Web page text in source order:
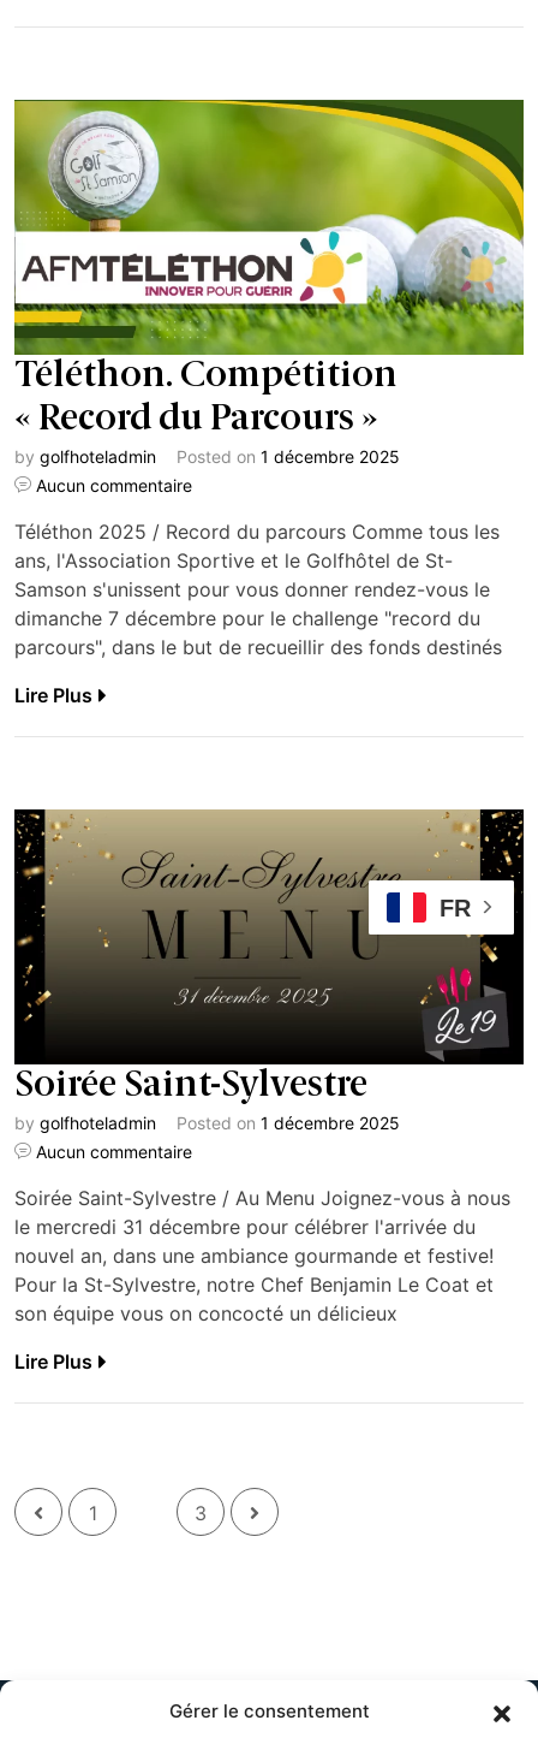
Gérer le consentement
Téléthon. Compétition
« Record du Parcours »
by golfhoteladmin Posted on 1 décembre 2025
Aucun commentaire
Téléthon 2025 / Record du parcours Comme tous les
ans, l'Association Sportive et le Golfhôtel de St-
Samson s'unissent pour vous donner rendez-vous le
dimanche 7 décembre pour le challenge "record du
parcours", dans le but de recueillir des fonds destinés
Lire Plus
Soirée Saint-Sylvestre
by golfhoteladmin Posted on 1 décembre 2025
Aucun commentaire
Soirée Saint-Sylvestre / Au Menu Joignez-vous à nous
le mercredi 31 décembre pour célébrer l'arrivée du
nouvel an, dans une ambiance gourmande et festive!
Pour la St-Sylvestre, notre Chef Benjamin Le Coat et
son équipe vous on concocté un délicieux
Lire Plus
1 3
Menu
FR